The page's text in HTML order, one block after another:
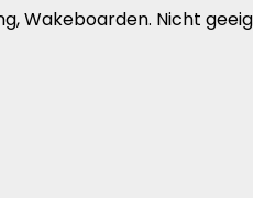
Wakeboarden. Nicht